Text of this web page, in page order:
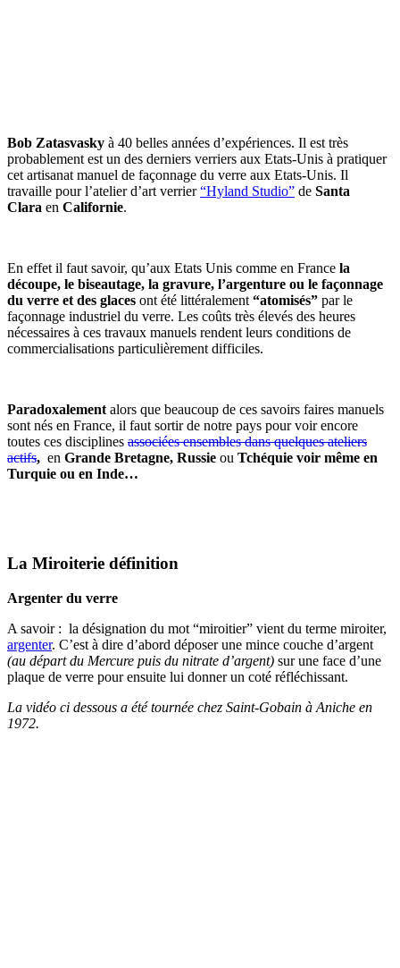
Bob Zatasvasky à 40 belles années d’expériences. Il est très
probablement est un des derniers verriers aux Etats-Unis à pratiquer
cet artisanat manuel de façonnage du verre aux Etats-Unis. Il
travaille pour l’atelier d’art verrier“Hyland Studio” de Santa
Clara en Californie.
En effet il faut savoir, qu’aux Etats Unis comme en France la
découpe, le biseautage, la gravure, l’argenture ou le façonnage
du verre et des glaces ont été littéralement “atomisés” par le
façonnage industriel du verre. Les coûts très élevés des heures
nécessaires à ces travaux manuels rendent leurs conditions de
commercialisations particulièrement difficiles.
Paradoxalement alors que beaucoup de ces savoirs faires manuels
sont nés en France, il faut sortir de notre pays pour voir encore
toutes ces disciplines associées ensembles dans quelques ateliers
actifs, en Grande Bretagne, Russie ou Tchéquie voir même en
Turquie ou en Inde…
La Miroiterie définition
Argenter du verre
A savoir : la désignation du mot “miroitier” vient du terme miroiter,
argenter. C’est à dire d’abord déposer une mince couche d’argent
(au départ du Mercure puis du nitrate d’argent) sur une face d’une
plaque de verre pour ensuite lui donner un coté réfléchissant.
La vidéo ci dessous a été tournée chez Saint-Gobain à Aniche en
1972.